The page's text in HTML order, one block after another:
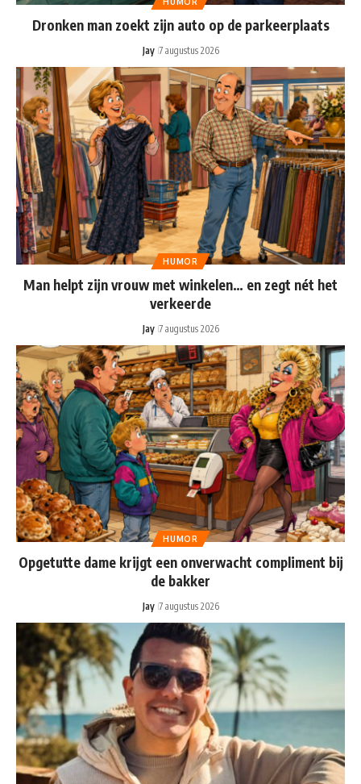
Dronken man zoekt zijn auto op de parkeerplaats
Jay 7 augustus 2026
HUMOR
Man helpt zijn vrouw met winkelen… en zegt nét het
verkeerde
Jay 7 augustus 2026
HUMOR
Opgetutte dame krijgt een onverwacht compliment bij
de bakker
Jay 7 augustus 2026